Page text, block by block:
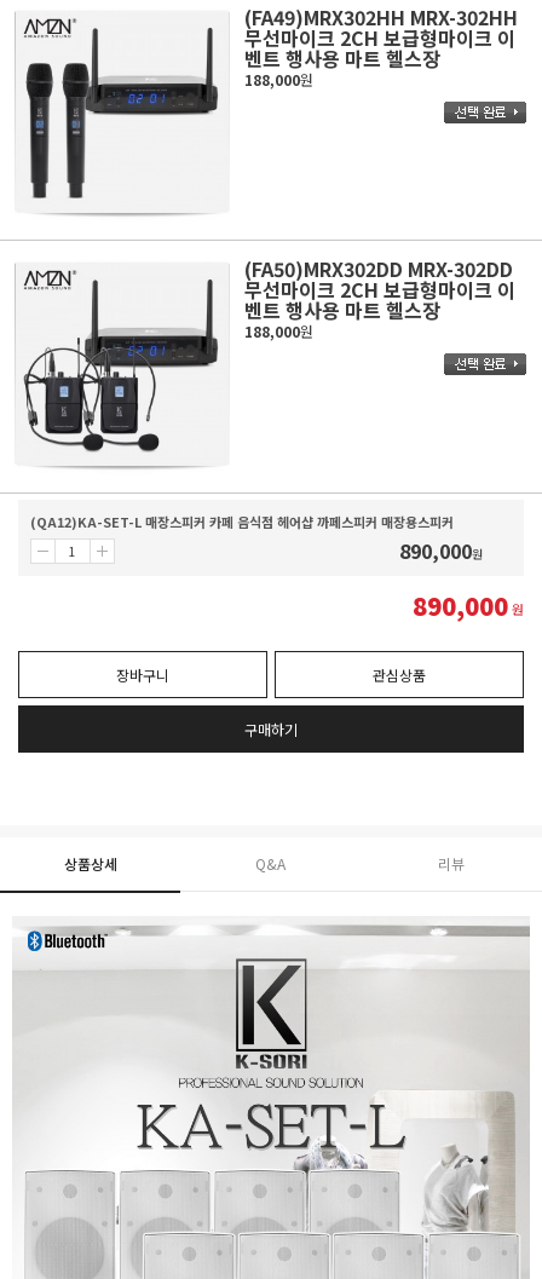
(FA49)MRX302HH MRX-302HH
무선마이크 2CH 보급형마이크 이
벤트 행사용 마트 헬스장
188,000원
(FA50)MRX302DD MRX-302DD
무선마이크 2CH 보급형마이크 이
벤트 행사용 마트 헬스장
188,000원
(QA12)KA-SET-L 매장스피커 카페 음식점 헤어샵 까페스피커 매장용스피커
890,000원
890,000원
장바구니 관심상품
구매하기
상품상세 Q&A 리뷰